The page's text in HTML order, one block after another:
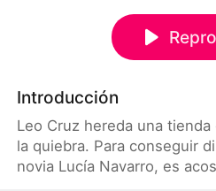
Introducción
Leo Cruz hereda una
la quiebra. Para conseguir
novia Lucía Navarro, es